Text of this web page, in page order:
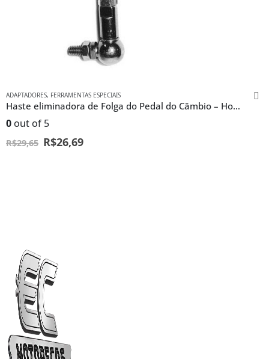
ADAPTADORES, FERRAMENTAS ESPECIAIS
Haste eliminadora de Folga do Pedal do Câmbio – Honda Twister e CB 300
0 out of 5
R$29,65 R$26,69